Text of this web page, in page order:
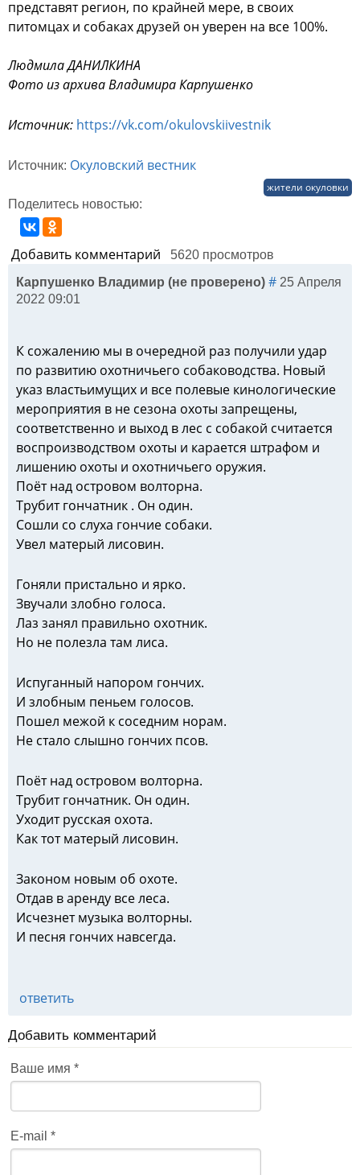
представят регион, по крайней мере, в своих
питомцах и собаках друзей он уверен на все 100%.
Людмила ДАНИЛКИНА
Фото из архива Владимира Карпушенко
Источник: https://vk.com/okulovskiivestnik
Источник: Окуловский вестник
жители окуловки
Поделитесь новостью:
Добавить комментарий
5620 просмотров
Карпушенко Владимир (не проверено) # 25 Апреля
2022 09:01
К сожалению мы в очередной раз получили удар
по развитию охотничьего собаководства. Новый
указ властьимущих и все полевые кинологические
мероприятия в не сезона охоты запрещены,
соответственно и выход в лес с собакой считается
воспроизводством охоты и карается штрафом и
лишению охоты и охотничьего оружия.
Поёт над островом волторна.
Трубит гончатник . Он один.
Сошли со слуха гончие собаки.
Увел матерый лисовин.
Гоняли пристально и ярко.
Звучали злобно голоса.
Лаз занял правильно охотник.
Но не полезла там лиса.
Испуганный напором гончих.
И злобным пеньем голосов.
Пошел межой к соседним норам.
Не стало слышно гончих псов.
Поёт над островом волторна.
Трубит гончатник. Он один.
Уходит русская охота.
Как тот матерый лисовин.
Законом новым об охоте.
Отдав в аренду все леса.
Исчезнет музыка волторны.
И песня гончих навсегда.
ответить
Добавить комментарий
Ваше имя*
E-mail*